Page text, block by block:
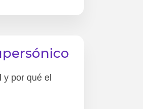
y por qué el